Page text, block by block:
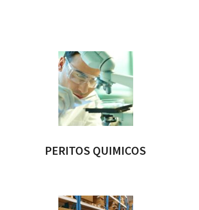
PERITOS QUIMICOS